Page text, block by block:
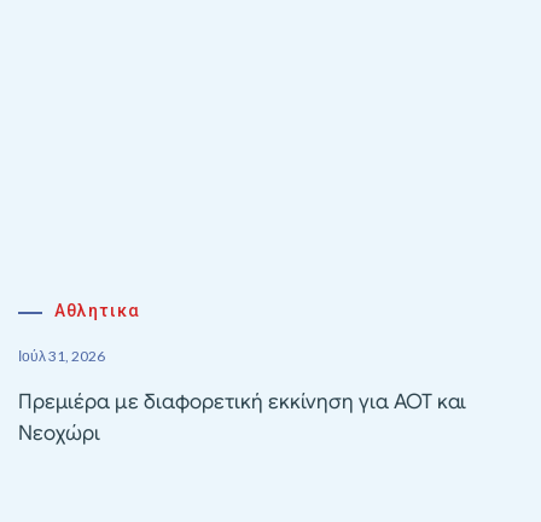
Αθλητικα
Ιούλ 31, 2026
Πρεμιέρα με διαφορετική εκκίνηση για ΑΟΤ και
Νεοχώρι